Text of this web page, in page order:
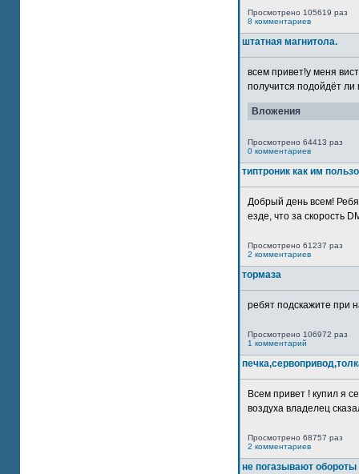
Просмотрено 105619 раз
8 комментариев
штатная магнитола.
всем привет!у меня
получится подойдёт ли
Вложения
Просмотрено 64413 раз
0 комментариев
типтроник как им
Добрый день всем!
езде, что за скорость
Просмотрено 61237 раз
2 комментариев
тормаза
ребят подскажите при
Просмотрено 106972 раз
1 комментарий
Всем привет ! купил я
воздуха владелец
Просмотрено 68757 раз
2 комментариев
не погазывают обороты